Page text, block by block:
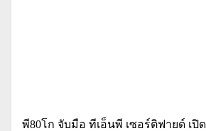
พี80โก จับมือ ทีเอ็นพี เซอร์ติฟายด์ เปิ